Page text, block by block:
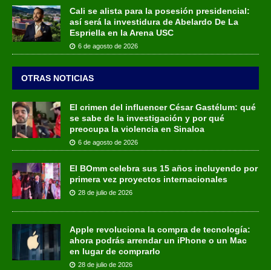
Cali se alista para la posesión presidencial:
así será la investidura de Abelardo De La
Espriella en la Arena USC
6 de agosto de 2026
OTRAS NOTICIAS
El crimen del influencer César Gastélum: qué
se sabe de la investigación y por qué
preocupa la violencia en Sinaloa
6 de agosto de 2026
El BOmm celebra sus 15 años incluyendo por
primera vez proyectos internacionales
28 de julio de 2026
Apple revoluciona la compra de tecnología:
ahora podrás arrendar un iPhone o un Mac
en lugar de comprarlo
28 de julio de 2026